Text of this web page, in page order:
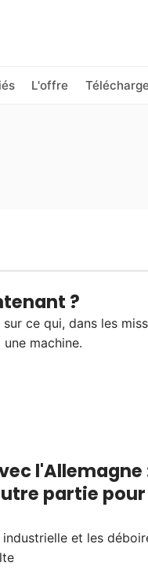
L'offre
?
ce qui, dans les
machine.
l'Allemagne
partie
et les